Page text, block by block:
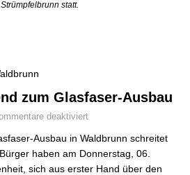
statt.
zum Glasfaser-Ausbau
deaktiviert
Ausbau in Waldbrunn schreitet
haben am Donnerstag, 06.
sich aus erster Hand über den